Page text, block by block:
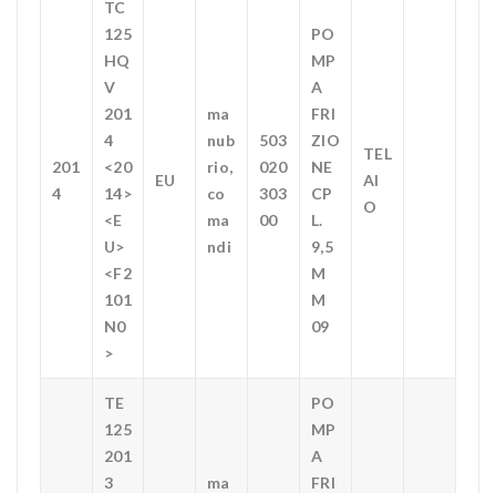
201
4
TC
125
HQ
V
201
4
<20
14>
<E
U>
<F2
101
N0
>
EU
ma
nub
rio,
co
ma
ndi
503
020
303
00
PO
MP
A
FRI
ZIO
NE
CP
L.
9,5
M
M
09
TEL
AI
O
TE
125
201
3
ma
PO
MP
A
FRI